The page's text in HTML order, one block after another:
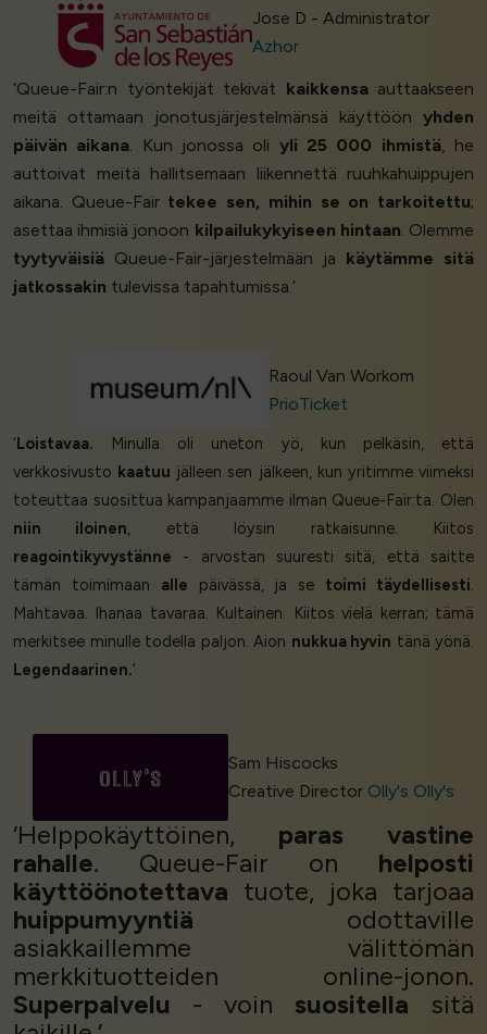
Jose D - Administrator
Azhor
‘Queue-Fair:n työntekijät tekivät kaikkensaauttaakseen
meitä ottamaan jonotusjärjestelmänsä käyttöön yhden
päivän aikana. Kun jonossa oli yli 25 000 ihmistä, he
auttoivat meitä hallitsemaan liikennettä ruuhkahuippujen
aikana. Queue-Fair tekee sen, mihin se on tarkoitettu;
asettaa ihmisiä jonoon kilpailukykyiseen hintaan. Olemme
tyytyväisiä Queue-Fair-järjestelmään ja käytämme sitä
jatkossakin tulevissa tapahtumissa.’
Raoul Van Workom
PrioTicket
‘Loistavaa. Minulla oli uneton yö, kun pelkäsin, että
verkkosivusto kaatuu jälleen sen jälkeen, kun yritimme viimeksi
toteuttaa suosittua kampanjaamme ilman Queue-Fair:ta. Olen
niin iloinen, että löysin ratkaisunne. Kiitos
reagointikyvystänne - arvostan suuresti sitä, että saitte
tämän toimimaan alle päivässä, ja se toimi täydellisesti.
Mahtavaa. Ihanaa tavaraa. Kultainen. Kiitos vielä kerran; tämä
merkitsee minulle todella paljon. Aion nukkua hyvin tänä yönä.
Legendaarinen.’
Sam Hiscocks
Creative Director Olly's Olly's
‘Helppokäyttöinen, paras vastine
rahalle. Queue-Fair on helposti
käyttöönotettava tuote, joka tarjoaa
huippumyyntiä odottaville
asiakkaillemme välittömän
merkkituotteiden online-jonon.
Superpalvelu - voin suositella sitä